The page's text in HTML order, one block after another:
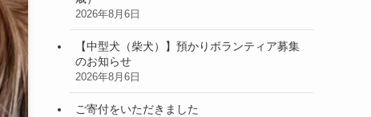
2026年8月6日
【中型犬（柴犬）】預かりボランティア募集
のお知らせ
2026年8月6日
ご寄付をいただきました